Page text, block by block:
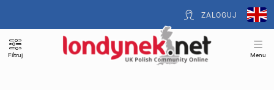
ZALOGUJ
Filtruj Menu